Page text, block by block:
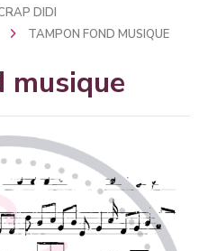
DIDI
TAMPON FOND MUSIQUE
musique